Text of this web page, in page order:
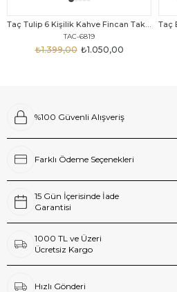
Taç Tulip 6 Kişilik Kahve Fincan Takımı White
TAC-6819
₺1.050,00
₺1.399,00
Taç
%100 Güvenli Alışveriş
Farklı Ödeme Seçenekleri
15 Gün İçerisinde İade
Garantisi
1000 TL ve Üzeri
Ücretsiz Kargo
Hızlı Gönderi